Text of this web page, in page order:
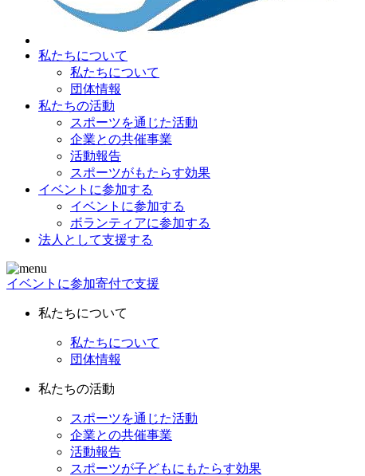
私たちについて
私たちについて
団体情報
私たちの活動
スポーツを通じた活動
企業との共催事業
活動報告
スポーツがもたらす効果
イベントに参加する
イベントに参加する
ボランティアに参加する
法人として支援する
イベントに参加寄付で支援
私たちについて
私たちについて
団体情報
私たちの活動
スポーツを通じた活動
企業との共催事業
活動報告
スポーツが子どもにもたらす効果